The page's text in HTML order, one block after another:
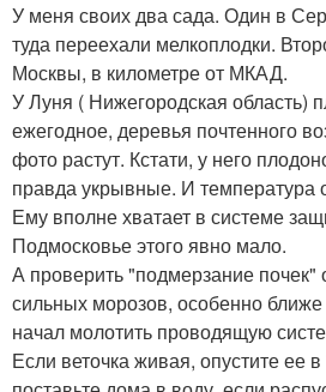
У меня своих два сада. Один в
туда переехали мелкоплодки.
Москвы, в километре от МКАД.
У Луня ( Нижегородская область)
ежегодное, деревья почтенного
фото растут. Кстати, у него
правда укрывные. И температура
Ему вполне хватает в системе
Подмосковье этого явно мало.
А проверить "подмерзание почек"
сильных морозов, особенно ближе
начал молотить проводящую
Если веточка живая, опустите ее